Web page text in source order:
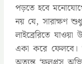
পড়তে হবে
নয় যে, সারাক্ষণ
লাইব্রেরিতে
একা করে ফেলবে।